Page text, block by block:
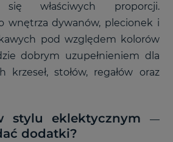
właściwych proporcji.
wnętrza dywanów, plecionek i
pod względem kolorów
dobrym uzupełnieniem dla
stołów, regałów oraz
stylu eklektycznym —
dodatki?